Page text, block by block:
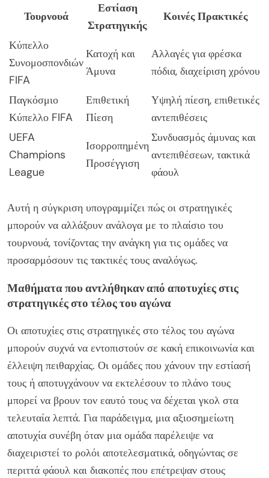
Τουρνουά
Εστίαση
Στρατηγικής
Κοινές Πρακτικές
Κύπελλο
Συνομοσπονδιών
FIFA
Κατοχή και
Άμυνα
Αλλαγές για φρέσκα
πόδια, διαχείριση χρόνου
Παγκόσμιο
Κύπελλο FIFA
Επιθετική
Πίεση
Υψηλή πίεση, επιθετικές
αντεπιθέσεις
UEFA
Champions
League
Ισορροπημένη
Προσέγγιση
Συνδυασμός άμυνας και
αντεπιθέσεων, τακτικά
φάουλ
Αυτή η σύγκριση υπογραμμίζει πώς οι στρατηγικές
μπορούν να αλλάξουν ανάλογα με το πλαίσιο του
τουρνουά, τονίζοντας την ανάγκη για τις ομάδες να
προσαρμόσουν τις τακτικές τους αναλόγως.
Μαθήματα που αντλήθηκαν από αποτυχίες στις
στρατηγικές στο τέλος του αγώνα
Οι αποτυχίες στις στρατηγικές στο τέλος του αγώνα
μπορούν συχνά να εντοπιστούν σε κακή επικοινωνία και
έλλειψη πειθαρχίας. Οι ομάδες που χάνουν την εστίασή
τους ή αποτυγχάνουν να εκτελέσουν το πλάνο τους
μπορεί να βρουν τον εαυτό τους να δέχεται γκολ στα
τελευταία λεπτά. Για παράδειγμα, μια αξιοσημείωτη
αποτυχία συνέβη όταν μια ομάδα παρέλειψε να
διαχειριστεί το ρολόι αποτελεσματικά, οδηγώντας σε
περιττά φάουλ και διακοπές που επέτρεψαν στους